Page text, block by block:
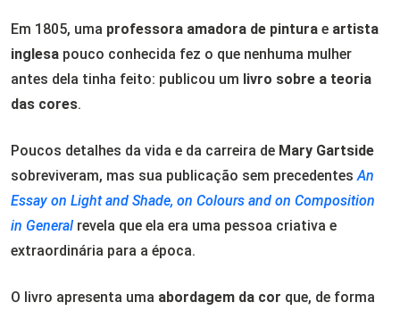
Em 1805, uma professora amadora de pintura e artista
inglesa pouco conhecida fez o que nenhuma mulher
antes dela tinha feito: publicou um livro sobre a teoria
das cores.
Poucos detalhes da vida e da carreira de Mary Gartside
sobreviveram, mas sua publicação sem precedentesAn
Essay on Light and Shade, on Colours and on Composition
in Generalrevela que ela era uma pessoa criativa e
extraordinária para a época.
O livro apresenta uma abordagem da cor que, de forma